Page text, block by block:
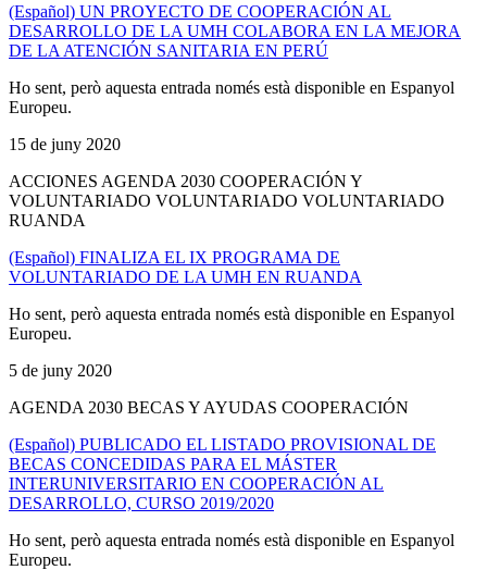
(Español) UN PROYECTO DE COOPERACIÓN AL
DESARROLLO DE LA UMH COLABORA EN LA MEJORA
DE LA ATENCIÓN SANITARIA EN PERÚ
Ho sent, però aquesta entrada només està disponible en Espanyol
Europeu.
15 de juny 2020
ACCIONES AGENDA 2030 COOPERACIÓN Y
VOLUNTARIADO VOLUNTARIADO VOLUNTARIADO
RUANDA
(Español) FINALIZA EL IX PROGRAMA DE
VOLUNTARIADO DE LA UMH EN RUANDA
Ho sent, però aquesta entrada només està disponible en Espanyol
Europeu.
5 de juny 2020
AGENDA 2030 BECAS Y AYUDAS COOPERACIÓN
(Español) PUBLICADO EL LISTADO PROVISIONAL DE
BECAS CONCEDIDAS PARA EL MÁSTER
INTERUNIVERSITARIO EN COOPERACIÓN AL
DESARROLLO, CURSO 2019/2020
Ho sent, però aquesta entrada només està disponible en Espanyol
Europeu.